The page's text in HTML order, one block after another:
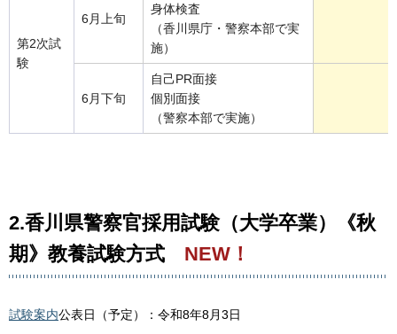
第2次試
験
6月上旬
身体検査
（香川県庁・警察本部で実
施）
6月下旬
自己PR面接
個別面接
（警察本部で実施）
2.香川県警察官採用試験（大学卒業）《秋
期》教養試験方式 NEW！
試験案内公表日（予定）：令和8年8月3日